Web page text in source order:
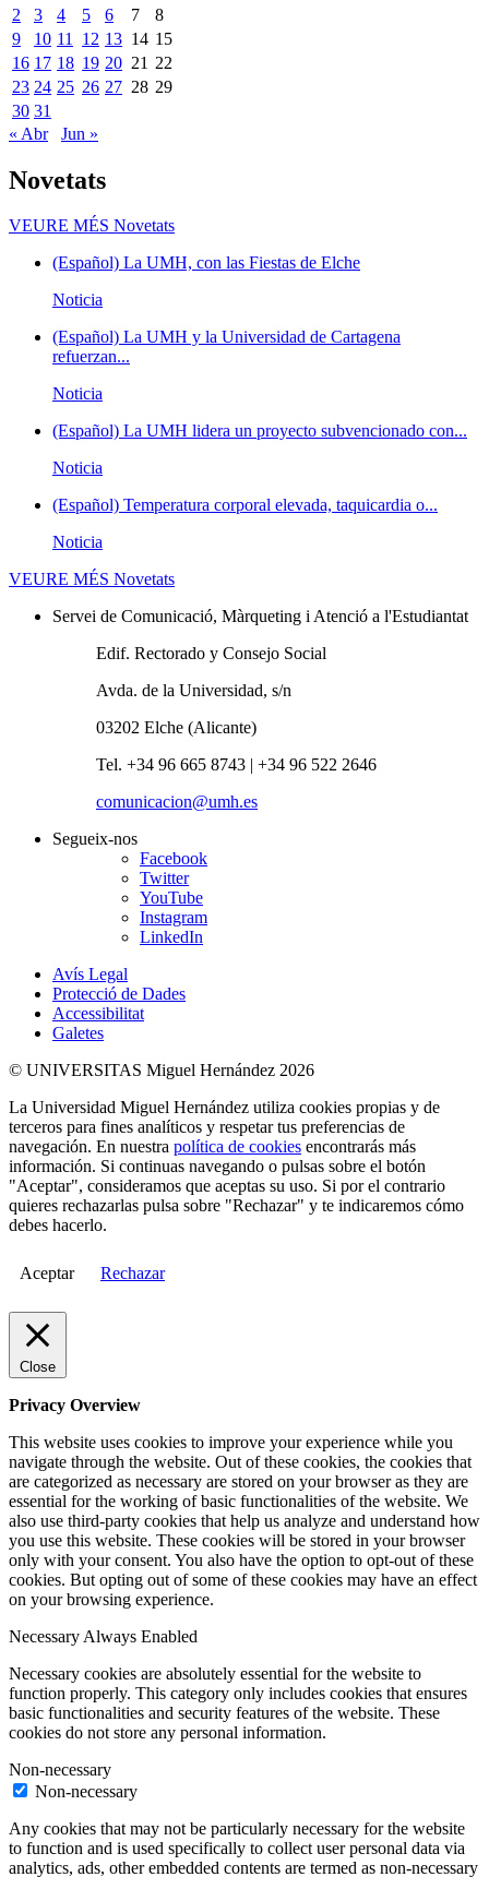
2
3 4 5 6 7
8
9
10 11 12 13 14 15
16 17 18 19 20 21 22
23 24 25 26 27 28 29
30 31
« Abr
Jun »
Novetats
VEURE MÉS Novetats
(Español) La UMH, con las Fiestas de Elche
Noticia
(Español) La UMH y la Universidad de Cartagena
refuerzan...
Noticia
(Español) La UMH lidera un proyecto subvencionado con...
Noticia
(Español) Temperatura corporal elevada, taquicardia o...
Noticia
VEURE MÉS Novetats
Servei de Comunicació, Màrqueting i Atenció a l'Estudiantat
Edif. Rectorado y Consejo Social
Avda. de la Universidad, s/n
03202 Elche (Alicante)
Tel. +34 96 665 8743 | +34 96 522 2646
comunicacion@umh.es
Segueix-nos
Facebook
Twitter
YouTube
Instagram
LinkedIn
Avís Legal
Protecció de Dades
Accessibilitat
Galetes
© UNIVERSITAS Miguel Hernández 2026
La Universidad Miguel Hernández utiliza cookies propias y de
terceros para fines analíticos y respetar tus preferencias de
navegación. En nuestra política de cookies encontrarás más
información. Si continuas navegando o pulsas sobre el botón
"Aceptar", consideramos que aceptas su uso. Si por el contrario
quieres rechazarlas pulsa sobre "Rechazar" y te indicaremos cómo
debes hacerlo.
Aceptar Rechazar
Close
Privacy Overview
This website uses cookies to improve your experience while you
navigate through the website. Out of these cookies, the cookies that
are categorized as necessary are stored on your browser as they are
essential for the working of basic functionalities of the website. We
also use third-party cookies that help us analyze and understand how
you use this website. These cookies will be stored in your browser
only with your consent. You also have the option to opt-out of these
cookies. But opting out of some of these cookies may have an effect
on your browsing experience.
NecessaryAlways Enabled
Necessary cookies are absolutely essential for the website to
function properly. This category only includes cookies that ensures
basic functionalities and security features of the website. These
cookies do not store any personal information.
Non-necessary
Non-necessary
Any cookies that may not be particularly necessary for the website
to function and is used specifically to collect user personal data via
analytics, ads, other embedded contents are termed as non-necessary